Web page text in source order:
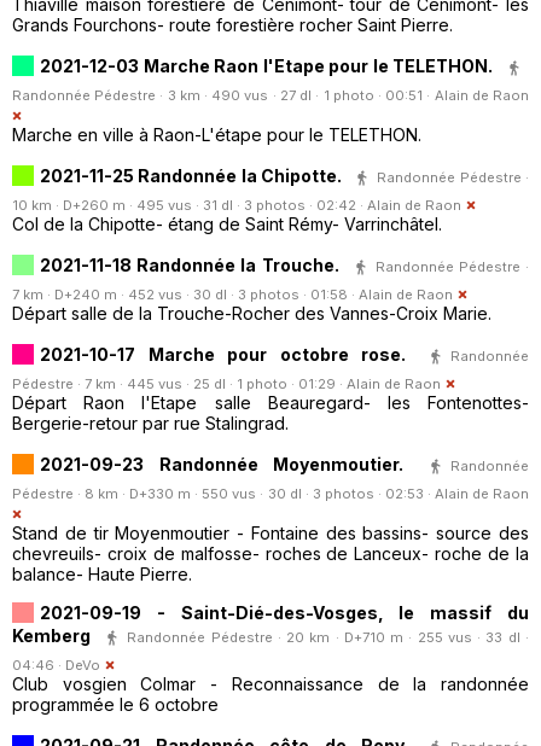
Thiaville maison forestière de Cénimont- tour de Cénimont- les
Grands Fourchons- route forestière rocher Saint Pierre.
2021-12-03 Marche Raon l'Etape pour le TELETHON.
Randonnée Pédestre · 3 km · 490 vus · 27 dl · 1 photo · 00:51 · Alain de Raon
Marche en ville à Raon-L'étape pour le TELETHON.
2021-11-25 Randonnée la Chipotte.
Randonnée Pédestre ·
10 km · D+260 m · 495 vus · 31 dl · 3 photos · 02:42 · Alain de Raon
Col de la Chipotte- étang de Saint Rémy- Varrinchâtel.
2021-11-18 Randonnée la Trouche.
Randonnée Pédestre ·
7 km · D+240 m · 452 vus · 30 dl · 3 photos · 01:58 · Alain de Raon
Départ salle de la Trouche-Rocher des Vannes-Croix Marie.
2021-10-17 Marche pour octobre rose.
Randonnée
Pédestre · 7 km · 445 vus · 25 dl · 1 photo · 01:29 · Alain de Raon
Départ Raon l'Etape salle Beauregard- les Fontenottes-
Bergerie-retour par rue Stalingrad.
2021-09-23 Randonnée Moyenmoutier.
Randonnée
Pédestre · 8 km · D+330 m · 550 vus · 30 dl · 3 photos · 02:53 · Alain de Raon
Stand de tir Moyenmoutier - Fontaine des bassins- source des
chevreuils- croix de malfosse- roches de Lanceux- roche de la
balance- Haute Pierre.
2021-09-19 - Saint-Dié-des-Vosges, le massif du
Kemberg
Randonnée Pédestre · 20 km · D+710 m · 255 vus · 33 dl ·
04:46 · DeVo
Club vosgien Colmar - Reconnaissance de la randonnée
programmée le 6 octobre